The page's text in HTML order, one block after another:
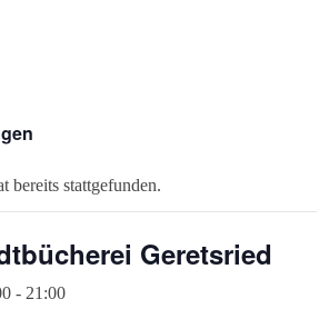
bereits stattgefunden.
Geretsried
- 21:00